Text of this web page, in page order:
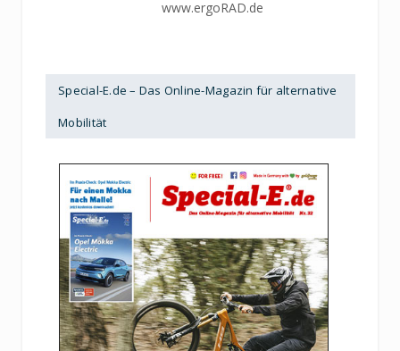
www.ergoRAD.de
Special-E.de – Das Online-Magazin für alternative
Mobilität